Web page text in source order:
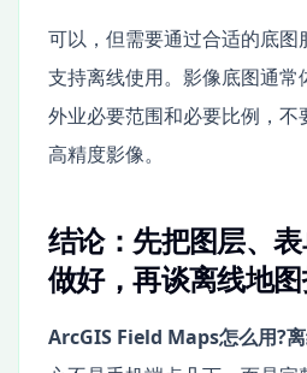
可以，但需要通过合适的底
支持离线使用。影像底图通
外业必要范围和必要比例，不
高精度影像。
结论：先把图层、
做好，再谈离线地
ArcGIS Field Maps怎么用?